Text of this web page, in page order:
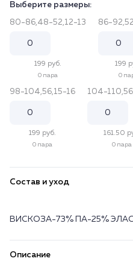
Выберите размеры:
80-86,48-52,12-13
199 руб.
0 пара
86-
199
0
98-104,56,15-16
199 руб.
0 пара
104-
161.50
0 пара
Состав и уход
ВИСКОЗА-73% ПА-25%
Описание